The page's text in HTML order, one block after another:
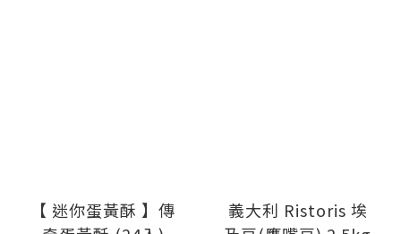
【 迷你蛋黃酥 】傳
義大利 Ristoris 埃